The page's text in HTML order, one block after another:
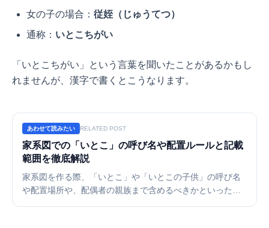
女の子の場合： 従姪（じゅうてつ）
通称： いとこちがい
「いとこちがい」という言葉を聞いたことがあるかもし
れませんが、漢字で書くとこうなります。
あわせて読みたい RELATED POST
家系図での「いとこ」の呼び名や配置ルールと記載
範囲を徹底解説
家系図を作る際、「いとこ」や「いとこの子供」の呼び名
や配置場所や、配偶者の親族まで含めるべきかといった